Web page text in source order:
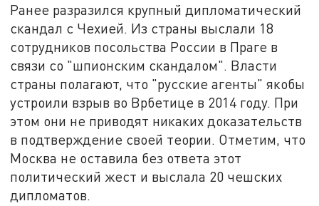
Ранее разразился крупный дипломатический
скандал с Чехией. Из страны выслали 18
сотрудников посольства России в Праге в
связи со "шпионским скандалом". Власти
страны полагают, что "русские агенты" якобы
устроили взрыв во Врбетице в 2014 году. При
этом они не приводят никаких доказательств
в подтверждение своей теории. Отметим, что
Москва не оставила без ответа этот
политический жест и выслала 20 чешских
дипломатов.